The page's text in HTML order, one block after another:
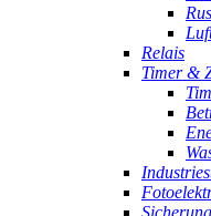
Relais
Timer &
Sicherung